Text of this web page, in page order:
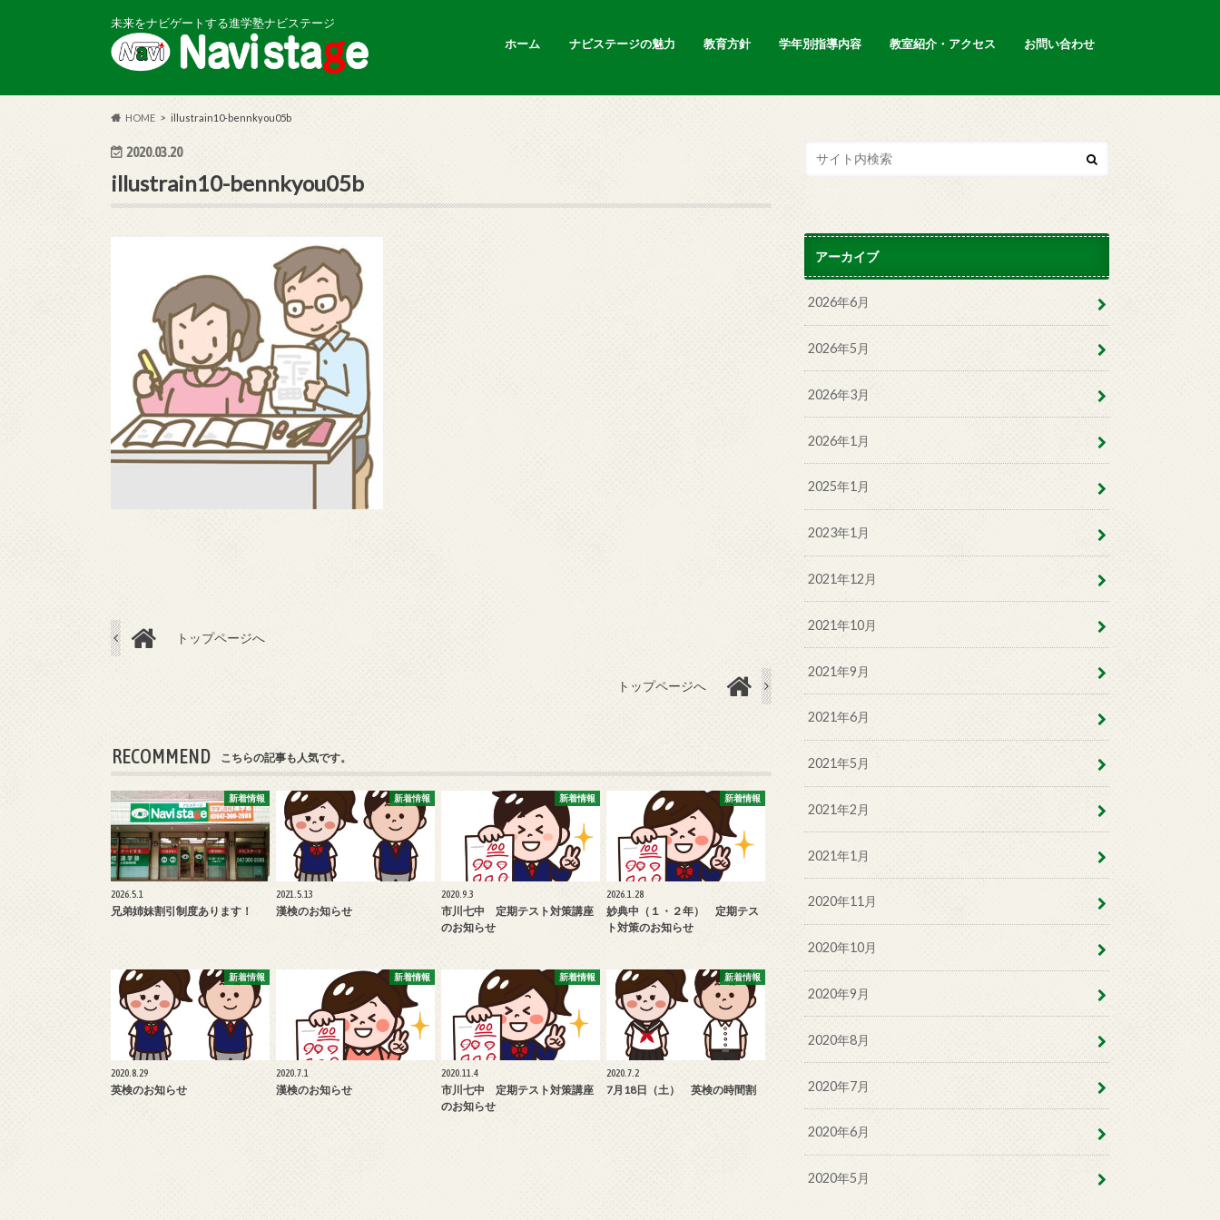
未来をナビゲートする進学塾ナビステージ
ホーム
ナビステージの魅力 教育方針 学年別指導内容 教室紹介・アクセス お問い合わせ
HOME illustrain10-bennkyou05b
2020.03.20
illustrain10-bennkyou05b
トップページへ
トップページへ
RECOMMEND こちらの記事も人気です。
新着情報
2026.5.1
兄弟姉妹割引制度あります！
新着情報
2021.5.13
漢検のお知らせ
新着情報
2020.9.3
市川七中 定期テスト対策講座
のお知らせ
新着情報
2026.1.28
妙典中（１・２年） 定期テス
ト対策のお知らせ
新着情報
2020.8.29
英検のお知らせ
新着情報
2020.7.1
漢検のお知らせ
新着情報
2020.11.4
市川七中 定期テスト対策講座
のお知らせ
新着情報
2020.7.2
7月18日（土） 英検の時間割
アーカイブ
2026年6月
2026年5月
2026年3月
2026年1月
2025年1月
2023年1月
2021年12月
2021年10月
2021年9月
2021年6月
2021年5月
2021年2月
2021年1月
2020年11月
2020年10月
2020年9月
2020年8月
2020年7月
2020年6月
2020年5月